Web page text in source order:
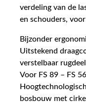
verdeling van de
en schouders,
Bijzonder
Uitstekend
verstelbaar rugdeel
Voor FS 89 – FS
bosbouw met